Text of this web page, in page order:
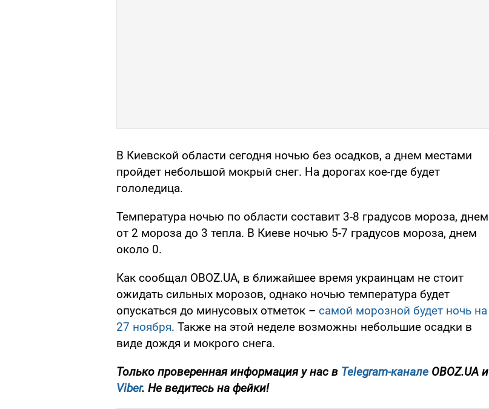
В Киевской области сегодня ночью без осадков, а днем местами
пройдет небольшой мокрый снег. На дорогах кое-где будет
гололедица.
Температура ночью по области составит 3-8 градусов мороза, днем
от 2 мороза до 3 тепла. В Киеве ночью 5-7 градусов мороза, днем
около 0.
Как сообщал OBOZ.UA, в ближайшее время украинцам не стоит
ожидать сильных морозов, однако ночью температура будет
опускаться до минусовых отметок – самой морозной будет ночь на
27 ноября. Также на этой неделе возможны небольшие осадки в
виде дождя и мокрого снега.
Только проверенная информация у нас в Telegram-канале OBOZ.UA и
Viber. Не ведитесь на фейки!